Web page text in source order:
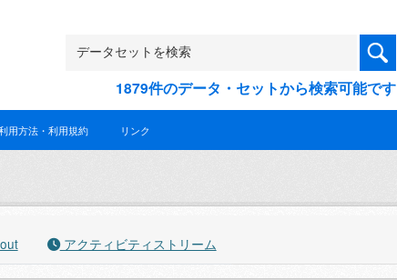
1879件のデータ・セットから検索可能です
用方法・利用規約 リンク
アクティビティストリーム